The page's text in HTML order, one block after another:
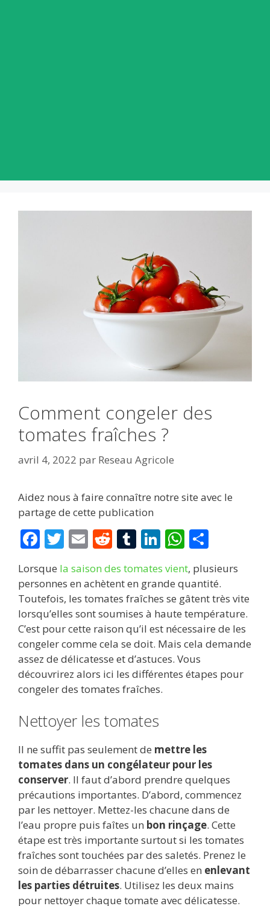
Comment congeler des
tomates fraîches ?
avril 4, 2022 par Reseau Agricole
Aidez nous à faire connaître notre site avec le
partage de cette publication
F
ac
e
b
o
o
k
T
w
itt
er
E
m
ai
l
R
e
d
di
t
T
u
m
bl
r
Li
n
k
e
dI
n
W
h
at
s
A
p
p
ta
g
er
Lorsque la saison des tomates vient, plusieurs
personnes en achètent en grande quantité.
Toutefois, les tomates fraîches se gâtent très vite
lorsqu’elles sont soumises à haute température.
C’est pour cette raison qu’il est nécessaire de les
congeler comme cela se doit. Mais cela demande
assez de délicatesse et d’astuces. Vous
découvrirez alors ici les différentes étapes pour
congeler des tomates fraîches.
Nettoyer les tomates
Il ne suffit pas seulement de mettre les
tomates dans un congélateur pour les
conserver. Il faut d’abord prendre quelques
précautions importantes. D’abord, commencez
par les nettoyer. Mettez-les chacune dans de
l’eau propre puis faîtes un bon rinçage. Cette
étape est très importante surtout si les tomates
fraîches sont touchées par des saletés. Prenez le
soin de débarrasser chacune d’elles en enlevant
les parties détruites. Utilisez les deux mains
pour nettoyer chaque tomate avec délicatesse.